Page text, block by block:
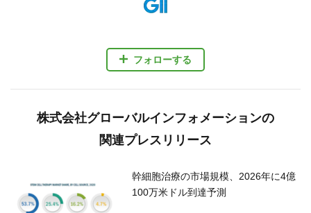
フォローする
株式会社グローバルインフォメーションの
関連プレスリリース
幹細胞治療の市場規模、2026年に4億
100万米ドル到達予測